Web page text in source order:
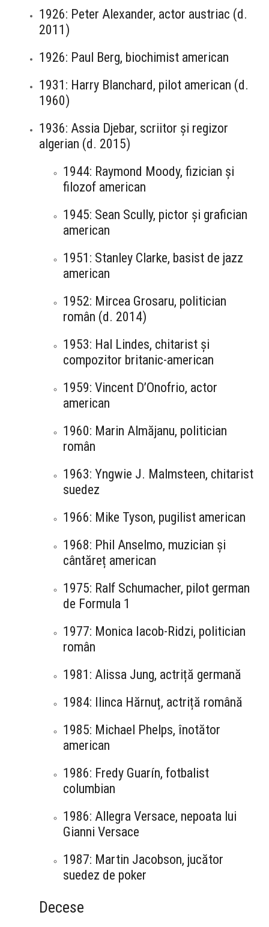
1926: Peter Alexander, actor austriac (d.
2011)
1926: Paul Berg, biochimist american
1931: Harry Blanchard, pilot american (d.
1960)
1936: Assia Djebar, scriitor și regizor
algerian (d. 2015)
1944: Raymond Moody, fizician și
filozof american
1945: Sean Scully, pictor și grafician
american
1951: Stanley Clarke, basist de jazz
american
1952: Mircea Grosaru, politician
român (d. 2014)
1953: Hal Lindes, chitarist și
compozitor britanic-american
1959: Vincent D’Onofrio, actor
american
1960: Marin Almăjanu, politician
român
1963: Yngwie J. Malmsteen, chitarist
suedez
1966: Mike Tyson, pugilist american
1968: Phil Anselmo, muzician și
cântăreț american
1975: Ralf Schumacher, pilot german
de Formula 1
1977: Monica Iacob-Ridzi, politician
român
1981: Alissa Jung, actriță germană
1984: Ilinca Hărnuț, actriță română
1985: Michael Phelps, înotător
american
1986: Fredy Guarín, fotbalist
columbian
1986: Allegra Versace, nepoata lui
Gianni Versace
1987: Martin Jacobson, jucător
suedez de poker
Decese